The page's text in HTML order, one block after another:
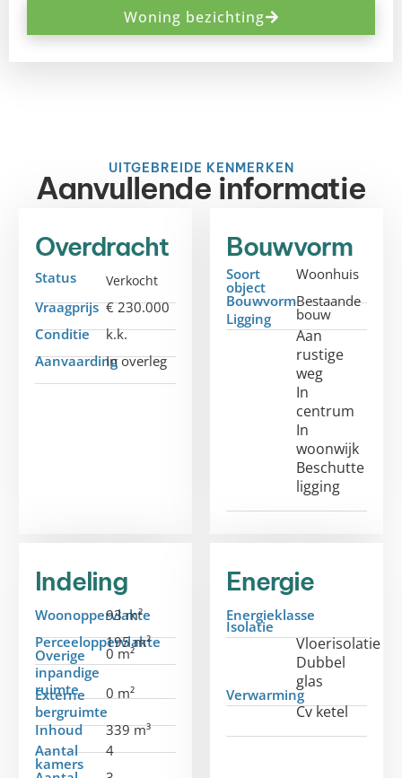
Woning bezichting
UITGEBREIDE KENMERKEN
Aanvullende informatie
Overdracht
Status Verkocht
Vraagprijs € 230.000
Conditie
k.k.
AanvaardingIn overleg
Bouwvorm
Soort
object
Woonhuis
BouwvormBestaande
bouw
Ligging
Aan
rustige
weg
In
centrum
In
woonwijk
Beschutte
ligging
Indeling
Woonoppervlakte
93 m²
Perceeloppervlakte
195 m²
Overige
inpandige
ruimte
0 m²
Externe
bergruimte
0 m²
Inhoud
339 m³
Aantal
kamers
4
Energie
Energieklasse
Isolatie
Vloerisolatie
Dubbel
glas
Verwarming
Cv ketel